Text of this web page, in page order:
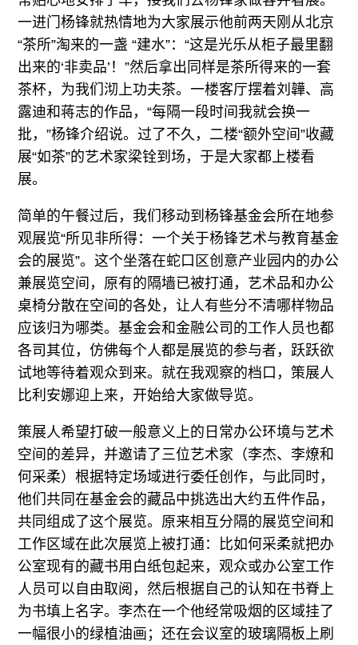
一进门杨锋就热情地为大家展示他前两天刚从北京
“茶所”淘来的一盏 “建水”：“这是光乐从柜子最里翻
出来的‘非卖品’！”然后拿出同样是茶所得来的一套
茶杯，为我们沏上功夫茶。一楼客厅摆着刘韡、高
露迪和蒋志的作品，“每隔一段时间我就会换一
批，”杨锋介绍说。过了不久，二楼“额外空间”收藏
展“如茶”的艺术家梁铨到场，于是大家都上楼看
展。
简单的午餐过后，我们移动到杨锋基金会所在地参
观展览“所见非所得：一个关于杨锋艺术与教育基金
会的展览”。这个坐落在蛇口区创意产业园内的办公
兼展览空间，原有的隔墙已被打通，艺术品和办公
桌椅分散在空间的各处，让人有些分不清哪样物品
应该归为哪类。基金会和金融公司的工作人员也都
各司其位，仿佛每个人都是展览的参与者，跃跃欲
试地等待着观众到来。就在我观察的档口，策展人
比利安娜迎上来，开始给大家做导览。
策展人希望打破一般意义上的日常办公环境与艺术
空间的差异，并邀请了三位艺术家（李杰、李燎和
何采柔）根据特定场域进行委任创作，与此同时，
他们共同在基金会的藏品中挑选出大约五件作品，
共同组成了这个展览。原来相互分隔的展览空间和
工作区域在此次展览上被打通：比如何采柔就把办
公室现有的藏书用白纸包起来，观众或办公室工作
人员可以自由取阅，然后根据自己的认知在书脊上
为书填上名字。李杰在一个他经常吸烟的区域挂了
一幅很小的绿植油画；还在会议室的玻璃隔板上刷